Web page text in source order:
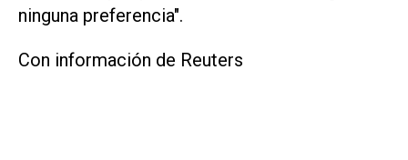
ninguna preferencia".
Con información de Reuters